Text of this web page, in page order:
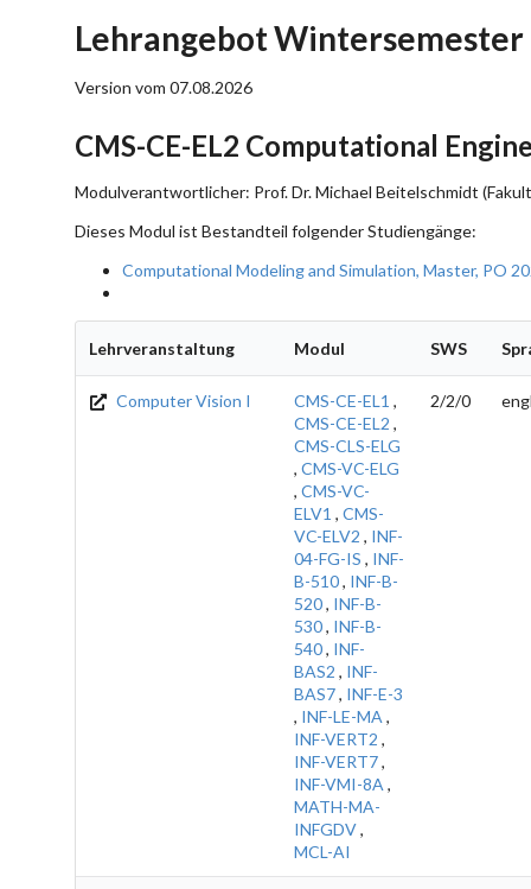
Lehrangebot Wintersemester
Version vom 07.08.2026
CMS-CE-EL2 Computational
Modulverantwortlicher: Prof. Dr. Michael Beitelschmidt
Dieses Modul ist Bestandteil folgender Studiengänge:
Computational Modeling and Simulation, Master, PO
Lehrveranstaltung Modul SWS
Computer Vision I CMS-CE-EL1 ,
CMS-CE-EL2 ,
CMS-CLS-ELG
, CMS-VC-ELG
, CMS-VC-
ELV1 , CMS-
VC-ELV2 , INF-
04-FG-IS , INF-
B-510, INF-B-
520, INF-B-
530, INF-B-
540, INF-
BAS2 , INF-
BAS7, INF-E-3
, INF-LE-MA ,
INF-VERT2 ,
INF-VERT7,
INF-VMI-8A ,
MATH-MA-
INFGDV,
MCL-AI
2/2/0